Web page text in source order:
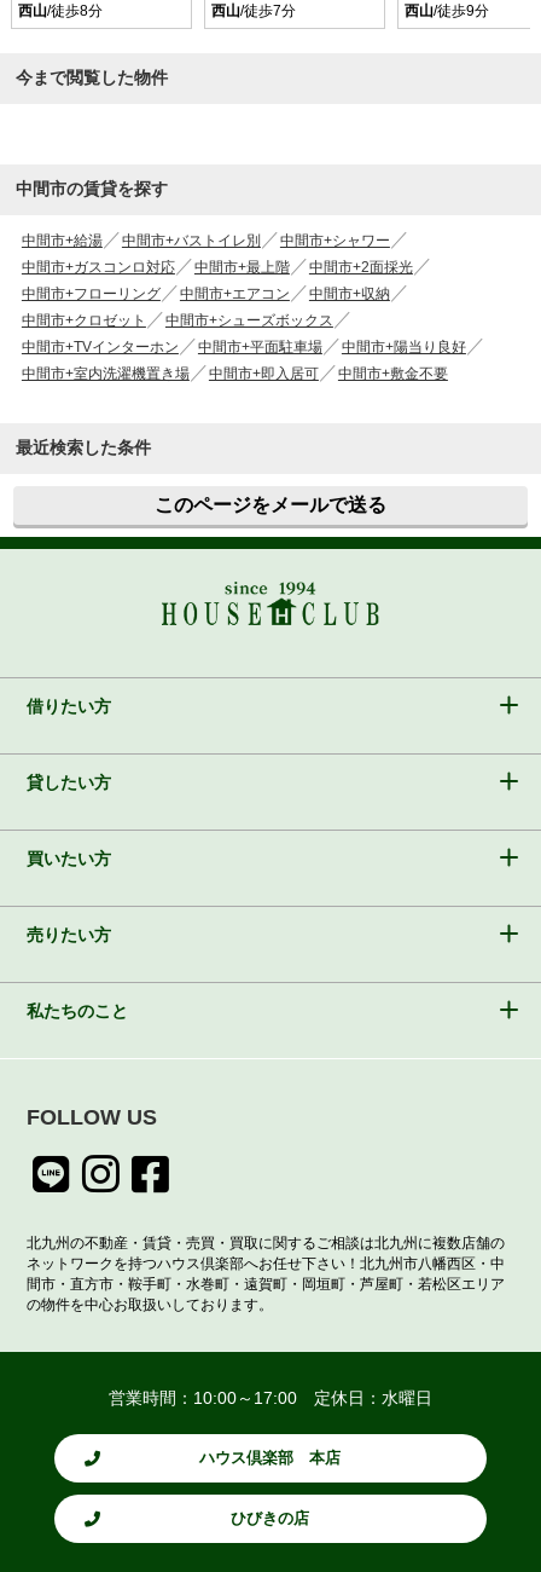
西山/徒歩8分
西山/徒歩7分
西山/徒歩9分
今まで閲覧した物件
中間市の賃貸を探す
中間市+給湯 中間市+バストイレ別
中間市+シャワー
中間市+ガスコンロ対応
中間市+最上階
中間市+2面採光
中間市+フローリング
中間市+エアコン
中間市+収納
中間市+クロゼット
中間市+シューズボックス
中間市+TVインターホン
中間市+平面駐車場
中間市+陽当り良好
中間市+室内洗濯機置き場
中間市+即入居可 中間市+敷金不要
最近検索した条件
このページをメールで送る
借りたい方
貸したい方
買いたい方
売りたい方
私たちのこと
FOLLOW US
北九州の不動産・賃貸・売買・買取に関するご相談は北九州に複数店舗の
ネットワークを持つハウス倶楽部へお任せ下さい！北九州市八幡西区・中
間市・直方市・鞍手町・水巻町・遠賀町・岡垣町・芦屋町・若松区エリア
の物件を中心お取扱いしております。
営業時間：10:00～17:00 定休日：水曜日
ハウス倶楽部 本店
ひびきの店